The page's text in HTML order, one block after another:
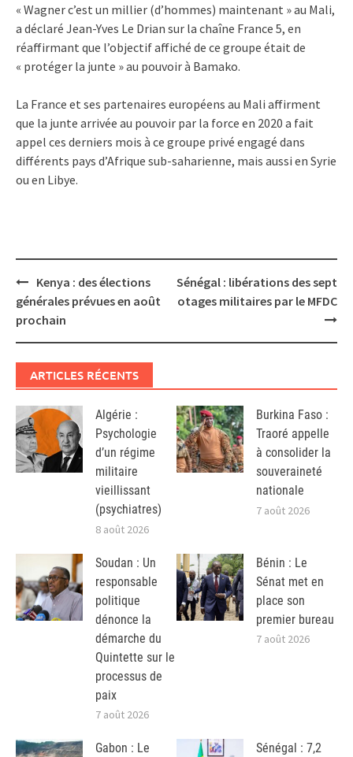
« Wagner c’est un millier (d’hommes) maintenant » au Mali,
a déclaré Jean-Yves Le Drian sur la chaîne France 5, en
réaffirmant que l’objectif affiché de ce groupe était de
« protéger la junte » au pouvoir à Bamako.
La France et ses partenaires européens au Mali affirment
que la junte arrivée au pouvoir par la force en 2020 a fait
appel ces derniers mois à ce groupe privé engagé dans
différents pays d’Afrique sub-saharienne, mais aussi en Syrie
ou en Libye.
Post
navigation
Kenya : des élections
générales prévues en août
prochain
Sénégal : libérations des sept
otages militaires par le MFDC
ARTICLES RÉCENTS
Algérie :
Psychologie
d’un régime
militaire
vieillissant
(psychiatres)
8 août 2026
Burkina Faso :
Traoré appelle
à consolider la
souveraineté
nationale
7 août 2026
Soudan : Un
responsable
politique
dénonce la
démarche du
Quintette sur le
processus de
paix
7 août 2026
Bénin : Le
Sénat met en
place son
premier bureau
7 août 2026
Gabon : Le
Sénégal : 7,2